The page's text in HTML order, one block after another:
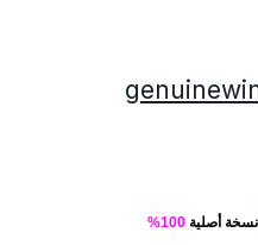
نسخة أصلية 100%